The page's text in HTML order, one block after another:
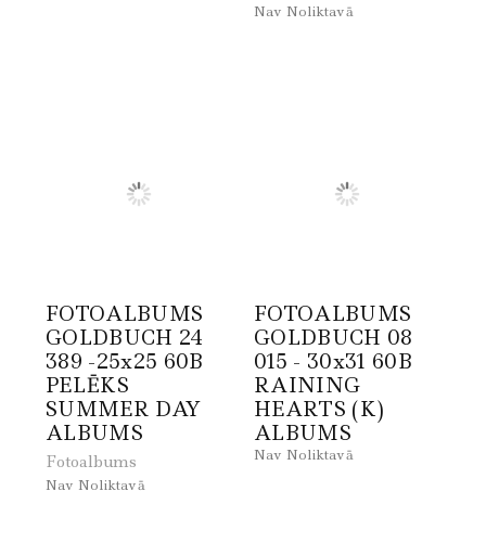
Nav Noliktavā
FOTOALBUMS
GOLDBUCH 24
389 -25x25 60B
PELĒKS
SUMMER DAY
ALBUMS
Fotoalbums
Nav Noliktavā
FOTOALBUMS
GOLDBUCH 08
015 - 30x31 60B
RAINING
HEARTS (K)
ALBUMS
Nav Noliktavā